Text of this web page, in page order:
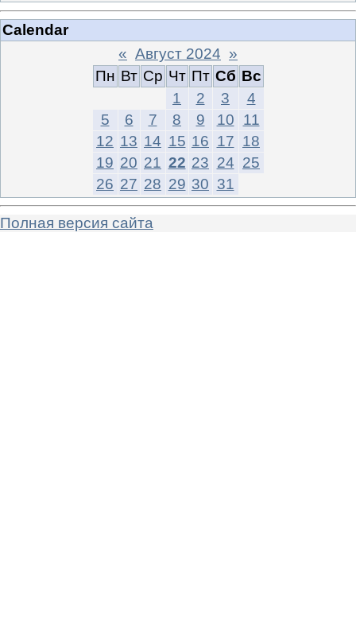
Calendar
« Август 2024 »
Пн Вт Ср Чт Пт Сб Вс
1
2 3
4
5
6 7 8 9 10
11
12 13 14 15 16 17 18
19 20 21 22 23 24 25
26 27 28 29 30 31
Полная версия сайта